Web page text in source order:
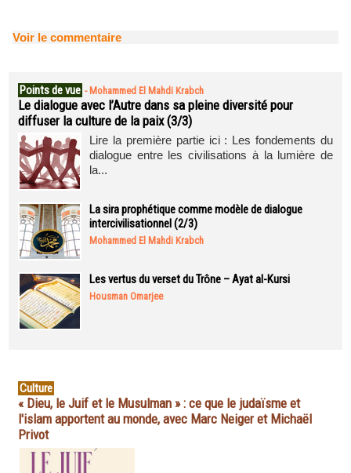
Voir le commentaire
Points de vue - Mohammed El Mahdi Krabch
Le dialogue avec l’Autre dans sa pleine diversité pour
diffuser la culture de la paix (3/3)
Lire la première partie ici : Les fondements du
dialogue entre les civilisations à la lumière de
la...
La sira prophétique comme modèle de dialogue
intercivilisationnel (2/3)
Mohammed El Mahdi Krabch
Les vertus du verset du Trône – Ayat al-Kursi
Housman Omarjee
Culture
« Dieu, le Juif et le Musulman » : ce que le judaïsme et
l'islam apportent au monde, avec Marc Neiger et Michaël
Privot